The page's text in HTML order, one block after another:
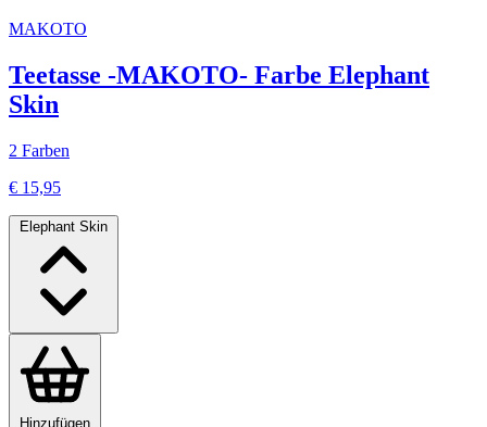
MAKOTO
Teetasse -MAKOTO- Farbe Elephant
Skin
2 Farben
€ 15,95
Elephant Skin
Hinzufügen